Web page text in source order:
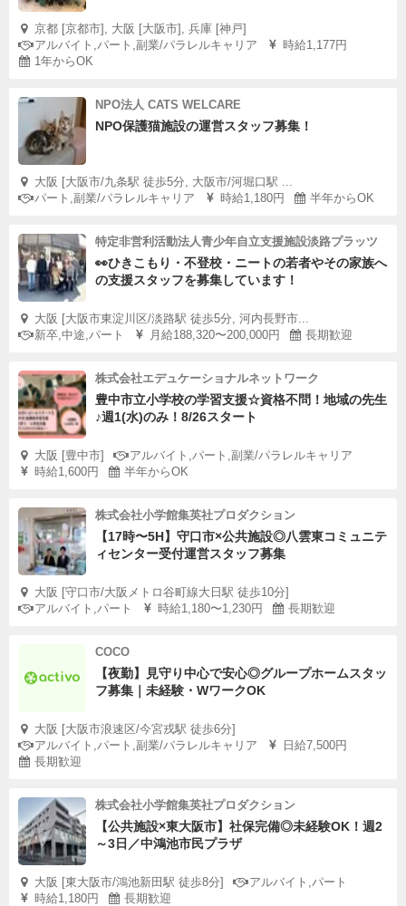
京都 [京都市], 大阪 [大阪市], 兵庫 [神戸]
アルバイト,パート,副業/パラレルキャリア
時給1,177円
1年からOK
NPO法人 CATS WELCARE
NPO保護猫施設の運営スタッフ募集！
大阪 [大阪市/九条駅 徒歩5分, 大阪市/河堀口駅 ...
パート,副業/パラレルキャリア
時給1,180円 半年からOK
特定非営利活動法人青少年自立支援施設淡路プラッツ
👀ひきこもり・不登校・ニートの若者やその家族へ
の支援スタッフを募集しています！
大阪 [大阪市東淀川区/淡路駅 徒歩5分, 河内長野市...
新卒,中途,パート
月給188,320〜200,000円 長期歓迎
株式会社エデュケーショナルネットワーク
豊中市立小学校の学習支援☆資格不問！地域の先生
♪週1(水)のみ！8/26スタート
大阪 [豊中市]
アルバイト,パート,副業/パラレルキャリア
時給1,600円
半年からOK
株式会社小学館集英社プロダクション
【17時〜5H】守口市×公共施設◎八雲東コミュニテ
ィセンター受付運営スタッフ募集
大阪 [守口市/大阪メトロ谷町線大日駅 徒歩10分]
アルバイト,パート
時給1,180〜1,230円 長期歓迎
COCO
【夜勤】見守り中心で安心◎グループホームスタッ
フ募集｜未経験・WワークOK
大阪 [大阪市浪速区/今宮戎駅 徒歩6分]
アルバイト,パート,副業/パラレルキャリア
日給7,500円
長期歓迎
株式会社小学館集英社プロダクション
【公共施設×東大阪市】社保完備◎未経験OK！週2
～3日／中鴻池市民プラザ
大阪 [東大阪市/鴻池新田駅 徒歩8分]
アルバイト,パート
時給1,180円
長期歓迎